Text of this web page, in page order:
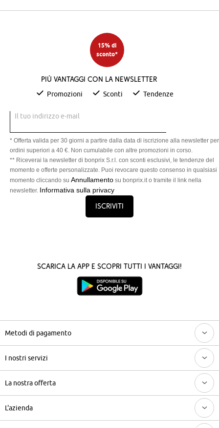
15% di
sconto*
Più vantaggi con la newsletter
Promozioni Sconti Tendenze
Il tuo indirizzo e-mail
* Offerta valida per 30 giorni a partire dalla data di iscrizione alla newsletter per
ordini superiori a 40 €. Non cumulabile con altre promozioni in corso.
** Riceverai la newsletter di bonprix S.r.l. con sconti esclusivi, le tendenze del
momento e offerte personalizzate. Puoi revocare questo consenso in qualsiasi
momento cliccando su Annullamento su bonprix.it o tramite il link nella
newsletter. Informativa sulla privacy
Iscriviti
Scarica la App e scopri tutti i vantaggi!
Metodi di pagamento
I nostri servizi
La nostra offerta
L'azienda